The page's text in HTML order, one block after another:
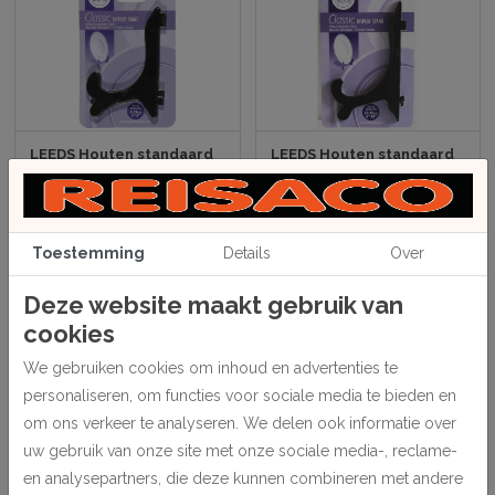
LEEDS Houten standaard
klassiek - voor hoogte
van 8-15 cm
Art. nr: 115510
Log in om prijzen te zien
LEEDS Houten standaard
klassiek - voor hoogte
van 15-25 cm
Art. nr: 115520
Log in om prijzen te zien
Toestemming Details Over
Deze website maakt gebruik van
cookies
We gebruiken cookies om inhoud en advertenties te
personaliseren, om functies voor sociale media te bieden en
om ons verkeer te analyseren. We delen ook informatie over
uw gebruik van onze site met onze sociale media-, reclame-
en analysepartners, die deze kunnen combineren met andere